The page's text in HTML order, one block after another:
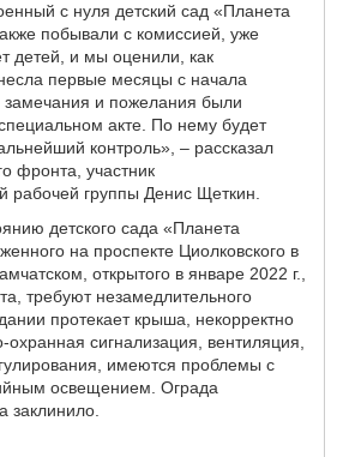
с нуля детский сад «Планета
побывали с комиссией, уже
детей, и мы оценили, как
первые месяцы с начала
замечания и пожелания были
акте. По нему будет
контроль», – рассказал
фронта, участник
рабочей группы Денис Щеткин.
детского сада «Планета
на проспекте Циолковского в
открытого в январе 2022 г.,
требуют незамедлительного
протекает крыша, некорректно
сигнализация, вентиляция,
имеются проблемы с
освещением. Ограда
заклинило.